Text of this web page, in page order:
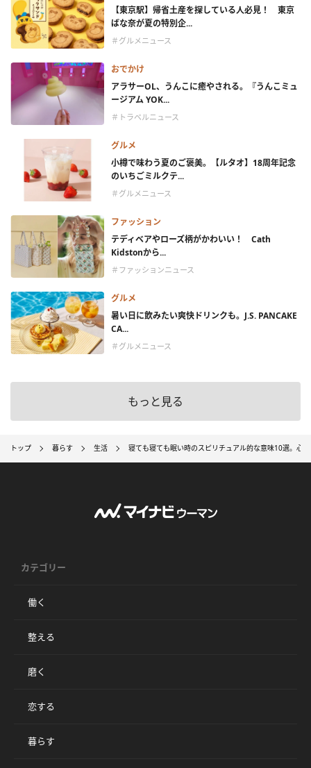
【東京駅】帰省土産を探している人必見！ 東京
ばな奈が夏の特別企...
＃グルメニュース
おでかけ
アラサーOL、うんこに癒やされる。『うんこミュ
ージアム YOK...
＃トラベルニュース
グルメ
小樽で味わう夏のご褒美。【ルタオ】18周年記念
のいちごミルクテ...
＃グルメニュース
ファッション
テディベアやローズ柄がかわいい！ Cath
Kidstonから...
＃ファッションニュース
グルメ
暑い日に飲みたい爽快ドリンクも。J.S. PANCAKE
CA...
＃グルメニュース
もっと見る
トップ 暮らす 生活 寝ても寝ても眠い時のスピリチュアル的な意味10選。心
カテゴリー
働く
整える
磨く
恋する
暮らす